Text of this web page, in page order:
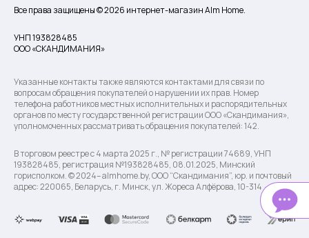
Все права защищены © 2026 интернет-магазин Alm Home.
УНП 193828485
ООО «СКАНДИМАНИЯ»
Указанные контакты также являются контактами для связи по
вопросам обращения покупателей о нарушении их прав. Номер
телефона работников местных исполнительных и распорядительных
органов по месту государственной регистрации ООО «Скандимания»,
уполномоченных рассматривать обращения покупателей: 142.
В торговом реестре с 4 марта 2025 г., № регистрации 74689, УНП
193828485, регистрация №193828485, 08.01.2025, Минский
горисполком. © 2024– almhome.by, ООО “Скандимания”, юр. и почтовый
адрес: 220065, Беларусь, г. Минск, ул. Жореса Алфёрова, 10-314